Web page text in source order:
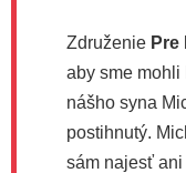
Združenie Pre
aby sme
nášho syna
postihnutý.
sám najesť